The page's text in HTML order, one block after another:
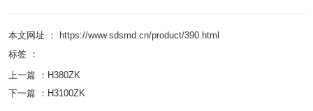
本文网址 ： https://www.sdsmd.cn/product/390.html
标签 ：
上一篇 ： H380ZK
下一篇 ： H3100ZK